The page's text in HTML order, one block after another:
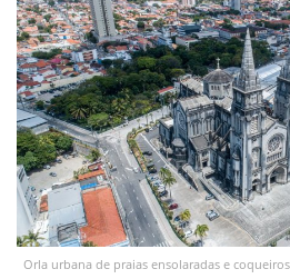
Orla urbana de praias ensolaradas e